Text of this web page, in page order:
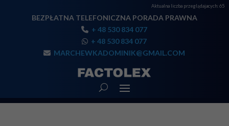
Aktualna liczba przeglądajacych:65
BEZPŁATNA TELEFONICZNA PORADA PRAWNA
+ 48 530 834 077
+ 48 530 834 077
MARCHEWKADOMINIK@GMAIL.COM